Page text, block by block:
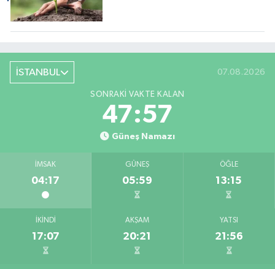
İSTANBUL 07.08.2026
SONRAKI VAKTE KALAN
47:56
Güneş Namazı
İMSAK
04:17
GÜNEŞ
05:59
ÖĞLE
13:15
İKINDI
17:07
AKŞAM
20:21
YATSI
21:56